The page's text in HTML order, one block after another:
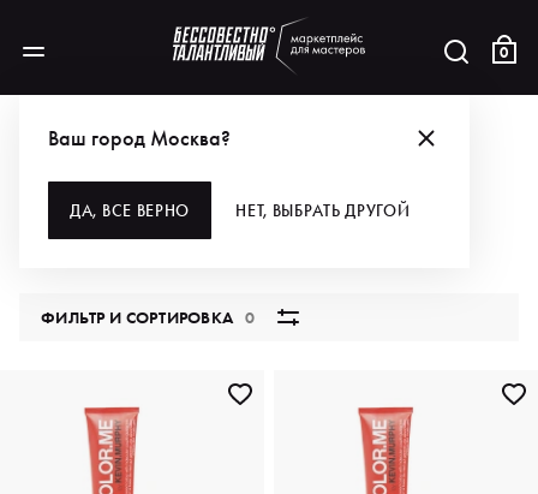
0
Ваш город Москва?
ДА, ВСЕ ВЕРНО НЕТ, ВЫБРАТЬ ДРУГОЙ
ОКРАШИВАНИЕ
ФИЛЬТР И СОРТИРОВКА0